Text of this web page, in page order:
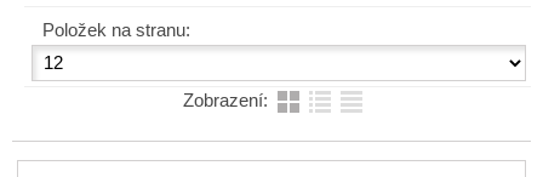
Položek na stranu:
Zobrazení: